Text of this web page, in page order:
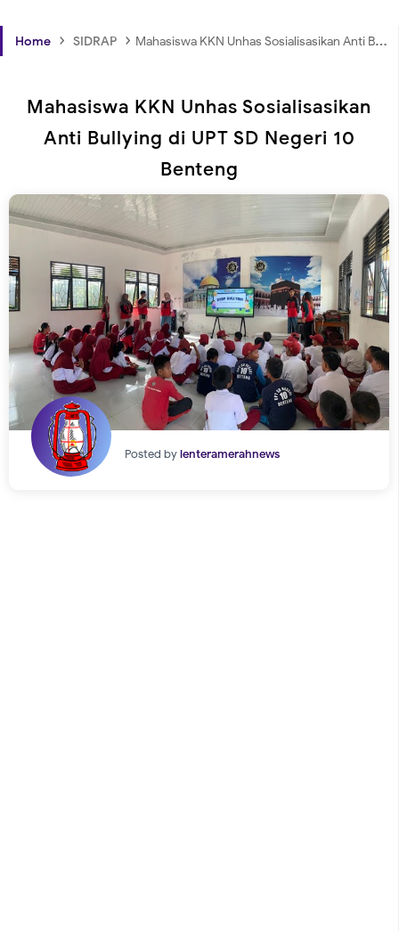
Home › SIDRAP › Mahasiswa KKN Unhas Sosialisasikan Anti Bullying di UPT SD Negeri 10 Benteng
Mahasiswa KKN Unhas Sosialisasikan
Anti Bullying di UPT SD Negeri 10
Benteng
Posted bylenteramerahnews